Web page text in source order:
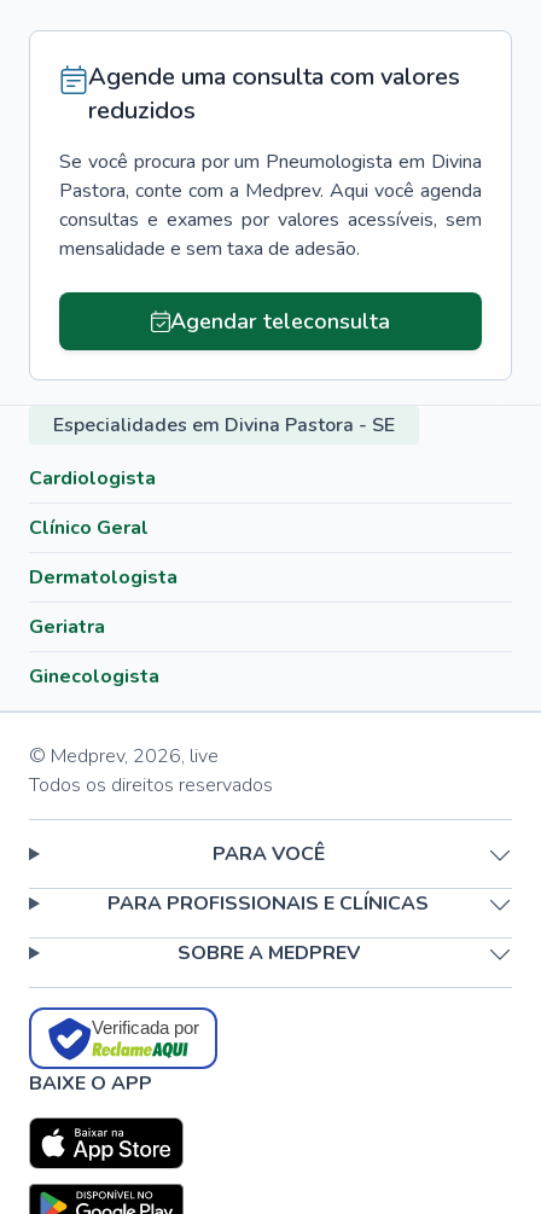
Agende uma consulta com valores
reduzidos
Se você procura por um Pneumologista em Divina
Pastora, conte com a Medprev. Aqui você agenda
consultas e exames por valores acessíveis, sem
mensalidade e sem taxa de adesão.
Agendar teleconsulta
Especialidades em Divina Pastora - SE
Cardiologista
Clínico Geral
Dermatologista
Geriatra
Ginecologista
© Medprev, 2026, live
Todos os direitos reservados
PARA VOCÊ
PARA PROFISSIONAIS E CLÍNICAS
SOBRE A MEDPREV
Verificada por
BAIXE O APP